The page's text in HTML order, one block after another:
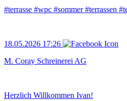
#terrasse #wpc #sommer #terrassen
18.05.2026 17:26
M. Coray Schreinerei AG
Herzlich Willkommen Ivan!